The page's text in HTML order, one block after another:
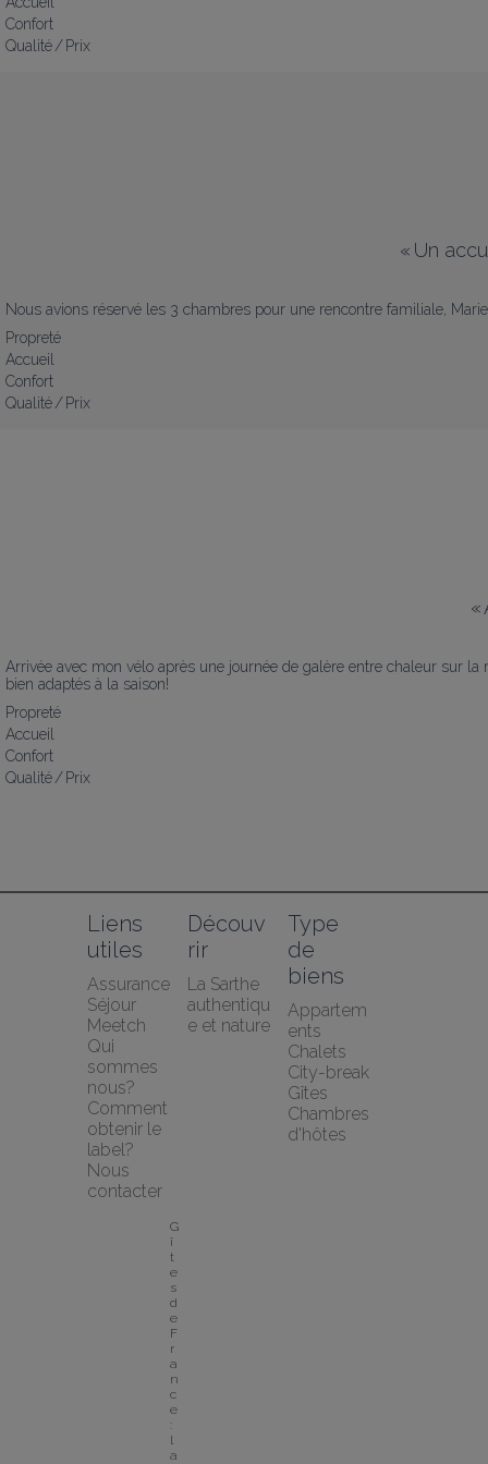
Confort
Qualité / Prix
« Un
Nous avions réservé les 3 chambres pour une rencontre familiale,
Propreté
Accueil
Confort
Qualité / Prix
«
Arrivée avec mon vélo après une journée de galère entre chaleur sur
bien adaptés à la saison!
Propreté
Accueil
Confort
Qualité / Prix
Liens
utiles
Assurance
Séjour
Meetch
Qui
sommes
nous?
Comment
obtenir le
label?
Nous
contacter
Découv
rir
La Sarthe
authentiqu
e et nature
Type
de
biens
Appartem
ents
Chalets
City-break
Gîtes
Chambres
d'hôtes
G
î
t
e
s
d
e
F
r
a
n
c
e
:
l
a